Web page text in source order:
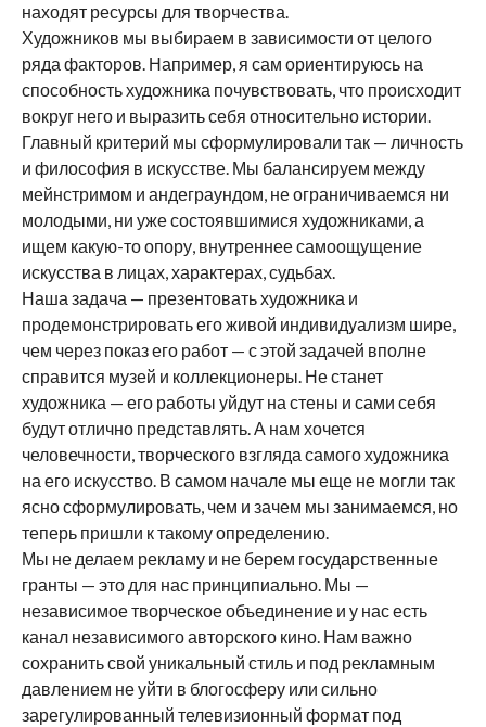
находят ресурсы для творчества.
Художников мы выбираем в зависимости от целого
ряда факторов. Например, я сам ориентируюсь на
способность художника почувствовать, что происходит
вокруг него и выразить себя относительно истории.
Главный критерий мы сформулировали так — личность
и философия в искусстве. Мы балансируем между
мейнстримом и андеграундом, не ограничиваемся ни
молодыми, ни уже состоявшимися художниками, а
ищем какую-то опору, внутреннее самоощущение
искусства в лицах, характерах, судьбах.
Наша задача — презентовать художника и
продемонстрировать его живой индивидуализм шире,
чем через показ его работ — с этой задачей вполне
справится музей и коллекционеры. Не станет
художника — его работы уйдут на стены и сами себя
будут отлично представлять. А нам хочется
человечности, творческого взгляда самого художника
на его искусство. В самом начале мы еще не могли так
ясно сформулировать, чем и зачем мы занимаемся, но
теперь пришли к такому определению.
Мы не делаем рекламу и не берем государственные
гранты — это для нас принципиально. Мы —
независимое творческое объединение и у нас есть
канал независимого авторского кино. Нам важно
сохранить свой уникальный стиль и под рекламным
давлением не уйти в блогосферу или сильно
зарегулированный телевизионный формат под